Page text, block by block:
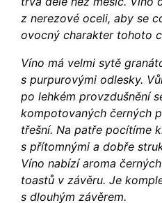
z nerezové oceli, aby se
ovocný charakter tohoto
Víno má velmi sytě
s purpurovými odlesky.
po lehkém provzdušnění
kompotovaných černých
třešní. Na patře pocítíme
s přítomnými a dobře
Víno nabízí aroma
toastů v závěru. Je
s dlouhým závěrem.